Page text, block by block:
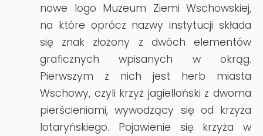
nowe logo Muzeum Ziemi Wschowskiej,
na które oprócz nazwy instytucji składa
się znak złożony z dwóch elementów
graficznych wpisanych w okrąg.
Pierwszym z nich jest herb miasta
Wschowy, czyli krzyż jagielloński z dwoma
pierścieniami, wywodzący się od krzyża
lotaryńskiego. Pojawienie się krzyża w